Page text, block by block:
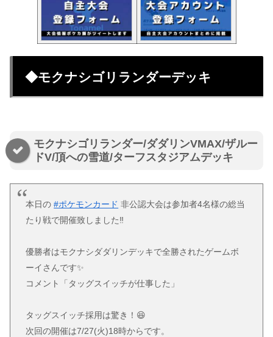
◆モクナシゴリランダーデッキ
モクナシゴリランダー/ダダリンVMAX/ザルー
ドV/頂への雪道/ターフスタジアムデッキ
本日の#ポケモンカード 非公認大会は参加者4名様の総当
たり戦で開催致しました‼️
優勝者はモクナシダダリンデッキで全勝されたゲームボ
ーイさんです✨
コメント「タッグスイッチが仕事した」
タッグスイッチ採用は驚き！😆
次回の開催は7/27(火)18時からです。